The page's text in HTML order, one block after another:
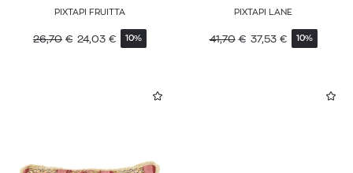
ΡΙΧΤΑΡΙ FRUITTA
26,70 € 24,03 € 10%
ΡΙΧΤΑΡΙ LANE
41,70 € 37,53 € 10%